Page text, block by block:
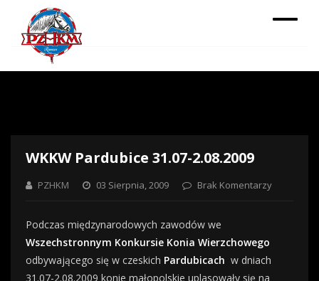
WKKW Pardubice 31.07-2.08.2009
PZHKM 03 Sierpnia, 2009 Brak Komentarzy
Podczas międzynarodowych zawodów we
Wszechstronnym Konkursie Konia Wierzchowego
odbywającego się w czeskich Pardubicach w dniach
31.07-2.08.2009 konie małopolskie uplasowały się na